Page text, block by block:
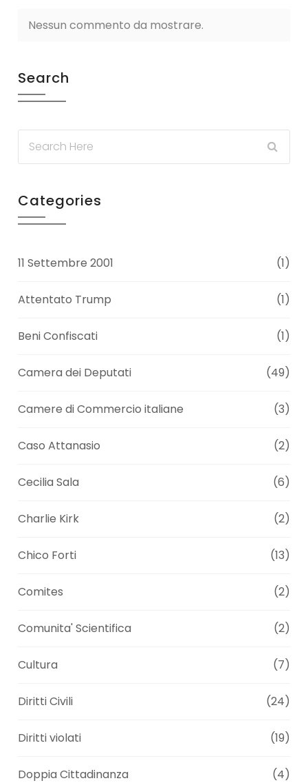
Nessun commento da mostrare.
Search
Categories
11 Settembre 2001 (1)
Attentato Trump (1)
Beni Confiscati (1)
Camera dei Deputati (49)
Camere di Commercio italiane (3)
Caso Attanasio (2)
Cecilia Sala (6)
Charlie Kirk (2)
Chico Forti (13)
Comites (2)
Comunita' Scientifica (2)
Cultura (7)
Diritti Civili (24)
Diritti violati (19)
Doppia Cittadinanza (4)